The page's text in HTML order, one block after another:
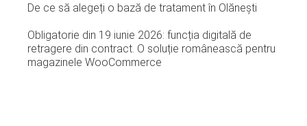
De ce să alegeți o bază de tratament în Olănești
Obligatorie din 19 iunie 2026: funcția digitală de
retragere din contract. O soluție românească pentru
magazinele WooCommerce